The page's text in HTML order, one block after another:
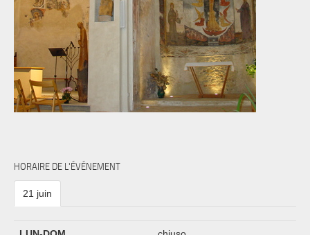
HORAIRE DE L'ÉVÉNEMENT
21 juin